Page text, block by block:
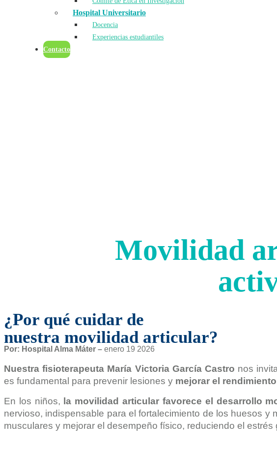
Hospital Universitario
Docencia
Experiencias estudiantiles
Contacto
Movilidad
¿Por qué cuidar de
nuestra movilidad articular?
Por: Hospital Alma Máter – enero 19 2026
Nuestra fisioterapeuta María VictoriaGarcía Castro nos
es fundamental para prevenir lesiones y mejorar el
En los niños, la movilidad articular favorece el desarrollo
nervioso, indispensable para el fortalecimiento de los huesos y
musculares y mejorar el desempeño físico, reduciendo el